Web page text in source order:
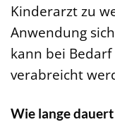
Kinderarzt zu
Anwendung
kann bei
verabreicht
Wie lange